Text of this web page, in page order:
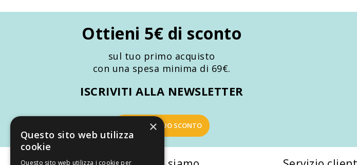
Ottieni 5€ di sconto
sul tuo primo acquisto
con una spesa minima di 69€.
ISCRIVITI ALLA NEWSLETTER
OTTIENI IL TUO SCONTO
×
Questo sito web utilizza
cookie
Questo sito web utilizza i cookie per